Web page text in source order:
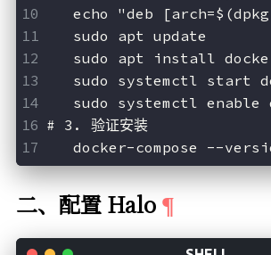
echo "deb
   sudo apt update
sudo apt install
sudo systemctl start
sudo systemctl enable
# 3. 验证安装
docker-compose --
二、配置 Halo